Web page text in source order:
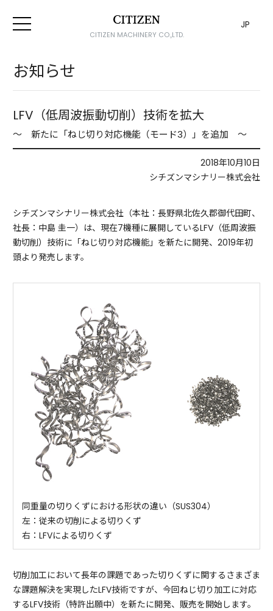
CITIZEN MACHINERY CO.,LTD.
JP
お知らせ
LFV（低周波振動切削）技術を拡大
～ 新たに「ねじ切り対応機能（モード3）」を追加 ～
2018年10月10日
シチズンマシナリー株式会社
シチズンマシナリー株式会社（本社：長野県北佐久郡御代田町、
社長：中島 圭一）は、現在7機種に展開しているLFV（低周波振
動切削）技術に「ねじ切り対応機能」を新たに開発、2019年初
頭より発売します。
同重量の切りくずにおける形状の違い（SUS304）
左：従来の切削による切りくず
右：LFVによる切りくず
切削加工において長年の課題であった切りくずに関するさまざま
な課題解決を実現したLFV技術ですが、今回ねじ切り加工に対応
するLFV技術（特許出願中）を新たに開発、販売を開始します。